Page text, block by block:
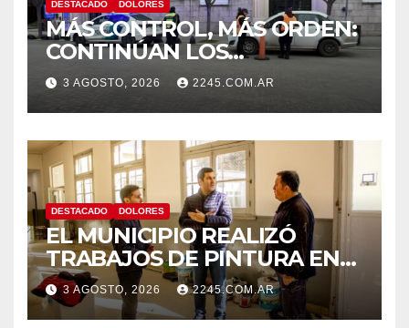
DESTACADO DOLORES
MÁS CONTROL, MÁS ORDEN:
CONTINÚAN LOS
OPERATIVOS PREVENTIVOS
DE TRÁNSITO EN DOLORES
3 AGOSTO, 2026 2245.COM.AR
DESTACADO DOLORES
EL MUNICIPIO REALIZÓ
TRABAJOS DE PINTURA EN
LA ESCUELA N.º 10
3 AGOSTO, 2026 2245.COM.AR